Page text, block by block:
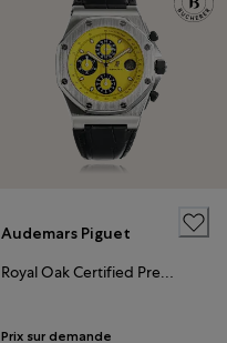
Audemars Piguet
Royal Oak Certified Pre-Owned
Prix sur demande